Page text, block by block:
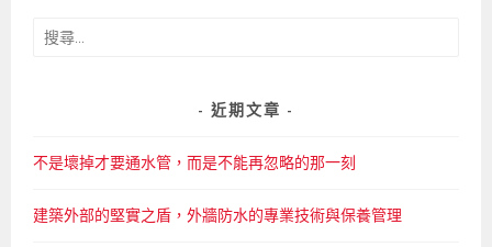
搜
近期文章
不是壞掉才要通水管，而是不能再忽略的那一刻
建築外部的堅實之盾，外牆防水的專業技術與保養管理